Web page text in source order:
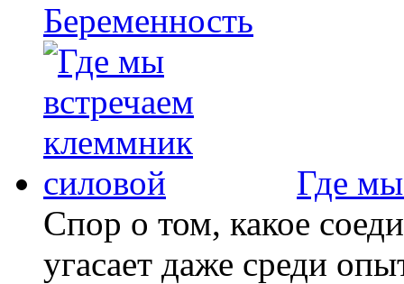
Беременность
Где
Спор о том, какое
угасает даже среди